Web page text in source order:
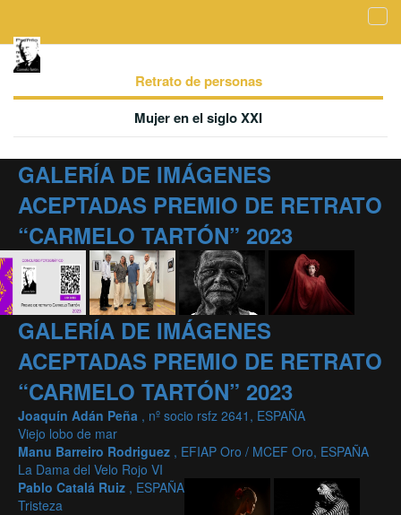
Retrato de personas
Mujer en el siglo XXI
GALERÍA DE IMÁGENES
ACEPTADAS PREMIO DE RETRATO
“CARMELO TARTÓN” 2023
GALERÍA DE IMÁGENES
ACEPTADAS PREMIO DE RETRATO
“CARMELO TARTÓN” 2023
Joaquín Adán Peña , nº socio rsfz 2641, ESPAÑA
Viejo lobo de mar
Manu Barreiro Rodriguez , EFIAP Oro / MCEF Oro, ESPAÑA
La Dama del Velo Rojo VI
Pablo Catalá Ruiz , ESPAÑA
Tristeza